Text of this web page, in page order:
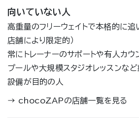
向いていない人
高重量のフリーウェイトで本格的に
店舗により限定的）
常にトレーナーのサポートや有人カ
プールや大規模スタジオレッスンな
設備が目的の人
→ chocoZAPの店舗一覧を見る